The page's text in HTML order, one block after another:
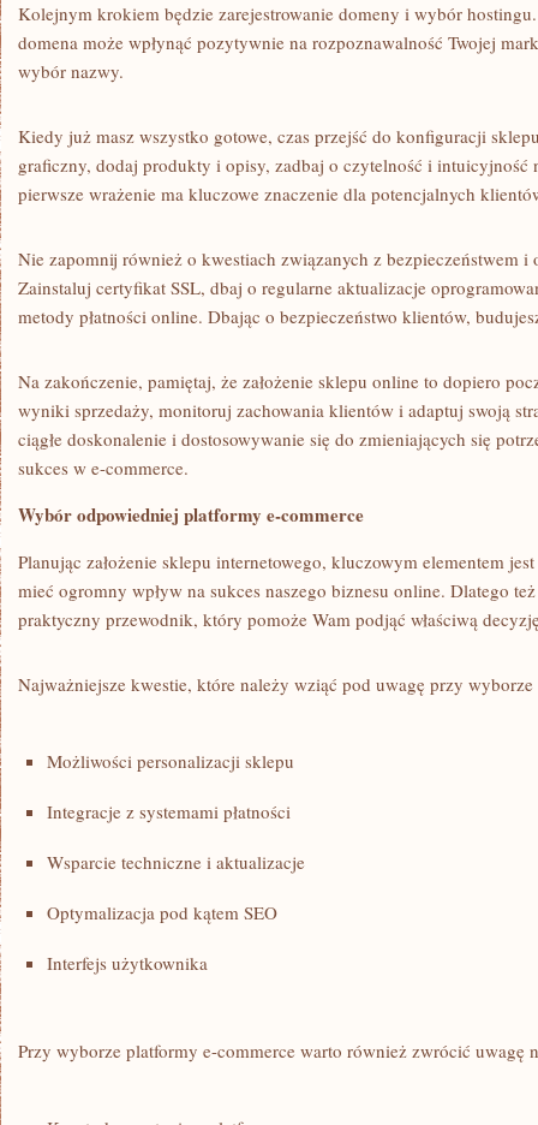
Kolejnym‍ krokiem będzie zarejestrowanie domeny i wybór
⁤domena może wpłynąć pozytywnie na​ rozpoznawalność Twojej
wybór nazwy.
Kiedy już masz⁤ wszystko gotowe, czas przejść do konfiguracji
graficzny, dodaj produkty i opisy, zadbaj o czytelność i intuicyjność
pierwsze wrażenie ma kluczowe⁢ znaczenie dla​ potencjalnych
Nie zapomnij również o⁣ kwestiach związanych⁣ z‌ bezpieczeństwem i
Zainstaluj certyfikat SSL, dbaj o regularne aktualizacje
metody płatności online. ​Dbając o bezpieczeństwo klientów,
Na zakończenie, pamiętaj, że założenie sklepu online to dopiero
wyniki sprzedaży, monitoruj zachowania klientów i adaptuj swoją
ciągłe doskonalenie i dostosowywanie się do⁣ zmieniających się
sukces w e-commerce.
Wybór odpowiedniej platformy e-commerce
Planując założenie sklepu internetowego, kluczowym elementem
mieć ⁤ogromny wpływ na sukces naszego biznesu online. Dlatego
praktyczny przewodnik, który pomoże Wam​ podjąć właściwą
Najważniejsze kwestie, które należy wziąć pod uwagę przy
Możliwości personalizacji sklepu
Integracje z systemami ​płatności
Wsparcie⁢ techniczne i aktualizacje
Optymalizacja ⁤pod kątem SEO
Interfejs użytkownika
Przy wyborze platformy e-commerce warto również zwrócić uwagę